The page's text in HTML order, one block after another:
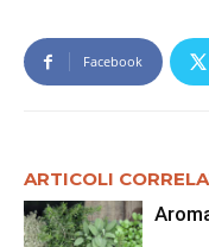
Facebook
ARTICOLI